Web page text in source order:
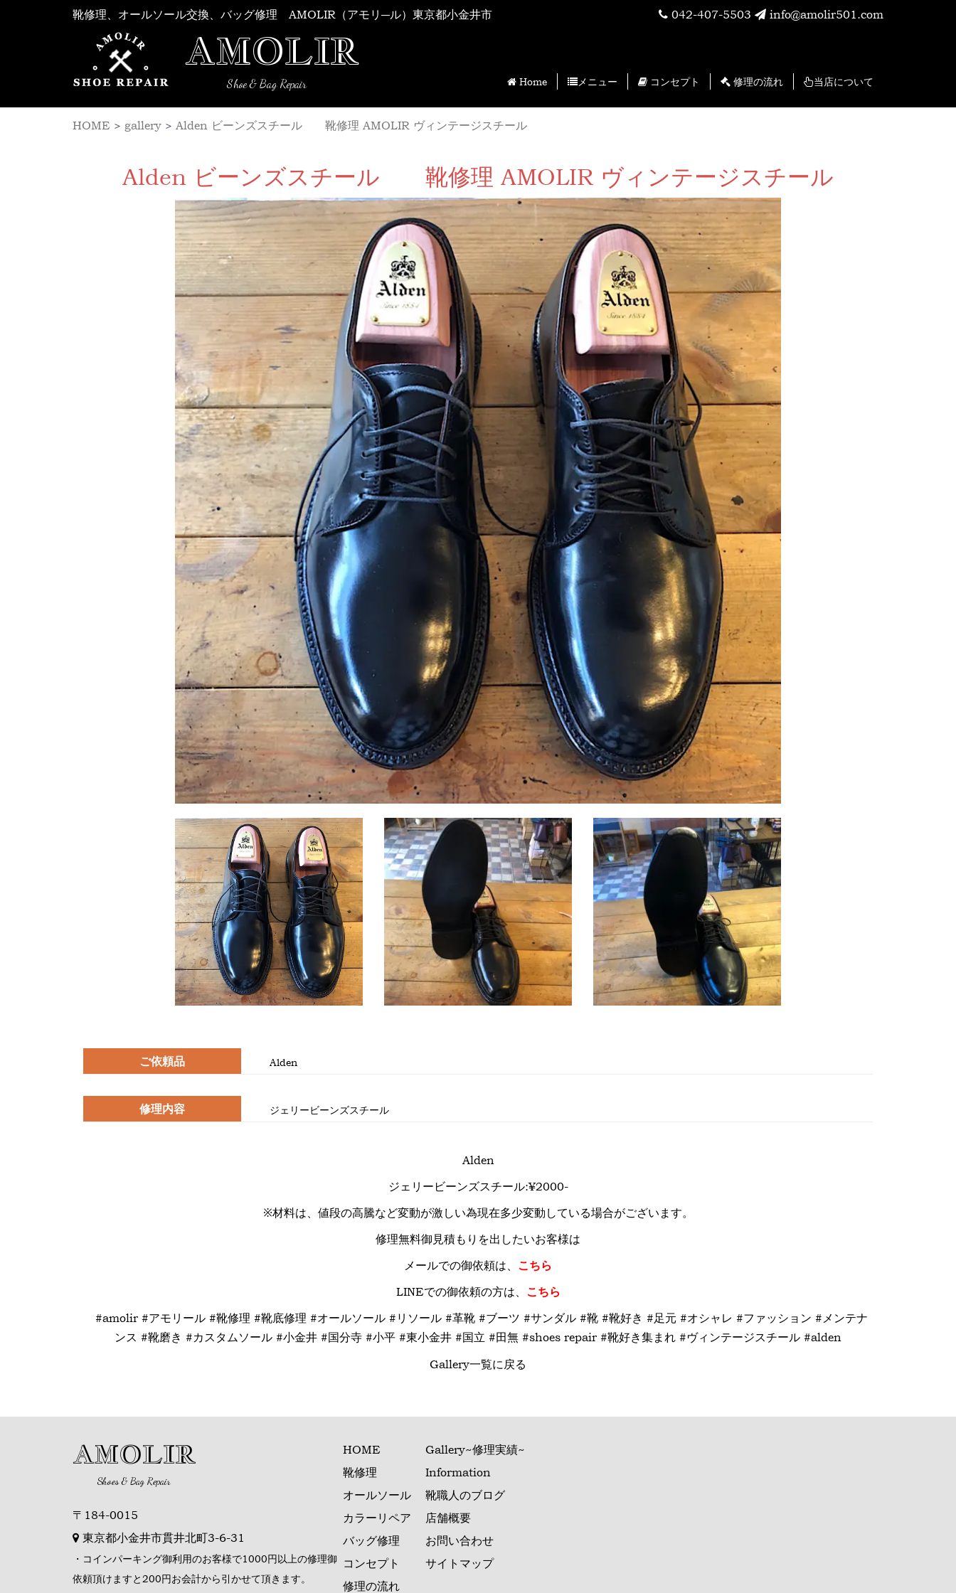
靴修理、オールソール交換、バッグ修理 AMOLIR（アモリ―ル）東京都小金井市 042-407-5503 info@amolir501.com
AMOLIR
Shoe & Bag Repair Home メニュー コンセプト 修理の流れ 当店について
HOME > gallery > Alden ビーンズスチール 靴修理 AMOLIR ヴィンテージスチール
Alden ビーンズスチール 靴修理 AMOLIR ヴィンテージスチール
ご依頼品 Alden
修理内容 ジェリービーンズスチール
Alden
ジェリービーンズスチール:¥2000-
※材料は、値段の高騰など変動が激しい為現在多少変動している場合がございます。
修理無料御見積もりを出したいお客様は
メールでの御依頼は、 こちら
LINEでの御依頼の方は、 こちら
#amolir #アモリール #靴修理 #靴底修理 #オールソール #リソール #革靴 #ブーツ #サンダル #靴 #靴好き #足元 #オシャレ #ファッション #メンテナ
ンス #靴磨き #カスタムソール #小金井 #国分寺 #小平 #東小金井 #国立 #田無 #shoes repair #靴好き集まれ #ヴィンテージスチール #alden
Gallery一覧に戻る
AMOLIR
Shoes & Bag Repair
〒184-0015
東京都小金井市貫井北町3-6-31
・コインパーキング御利用のお客様で1000円以上の修理御
依頼頂けますと200円お会計から引かせて頂きます。
HOME
靴修理
オールソール
カラーリペア
バッグ修理
コンセプト
修理の流れ
Gallery~修理実績~
Information
靴職人のブログ
店舗概要
お問い合わせ
サイトマップ